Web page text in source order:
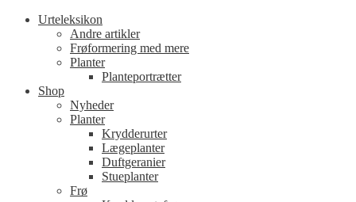
Urteleksikon
Andre artikler
Frøformering med mere
Planter
Planteportrætter
Shop
Nyheder
Planter
Krydderurter
Lægeplanter
Duftgeranier
Stueplanter
Frø